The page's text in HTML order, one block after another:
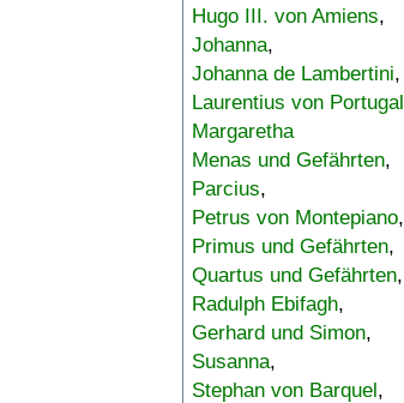
Hugo III. von Amiens,
Johanna,
Johanna de Lambertini,
Laurentius von Portugal
Margaretha
Menas und Gefährten,
Parcius,
Petrus von Montepiano,
Primus und Gefährten,
Quartus und Gefährten,
Radulph Ebifagh,
Gerhard und Simon,
Susanna,
Stephan von Barquel,